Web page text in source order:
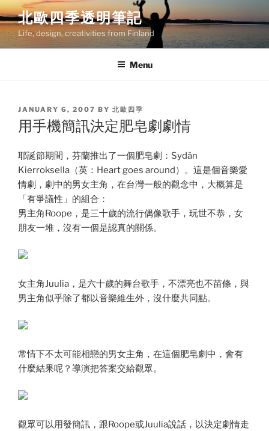
Skip
to
content
北歐四季透明筆記
Life, design, creativities from Finland
Menu
POSTED
ON
JANUARY 6, 2007 BY 北歐四季
用手機簡訊決定肥皂劇劇情
耶誕節期間，芬蘭推出了一個肥皂劇：Sydän
Kierroksella（英：Heart goes around）。這是個音樂愛
情劇，劇中的男女主角，在台灣一般的觀念中，大概算是
「有爭議性」的組合：
男主角Roope，是三十歲的流行偶像歌手，玩世不恭，女
朋友一堆，沒有一個是認真的關係。
女主角Juulia，是六十歲的舞台歌手，不漂亮也不苗條，與
男主角似乎除了都以音樂維生外，沒什麼共同點。
常情下不太可能相戀的男女主角，在這個肥皂劇中，會有
什麼結果呢？導演把答案交給觀眾。
觀眾可以用發簡訊，跟Roope或Juulia說話，以決定劇情走